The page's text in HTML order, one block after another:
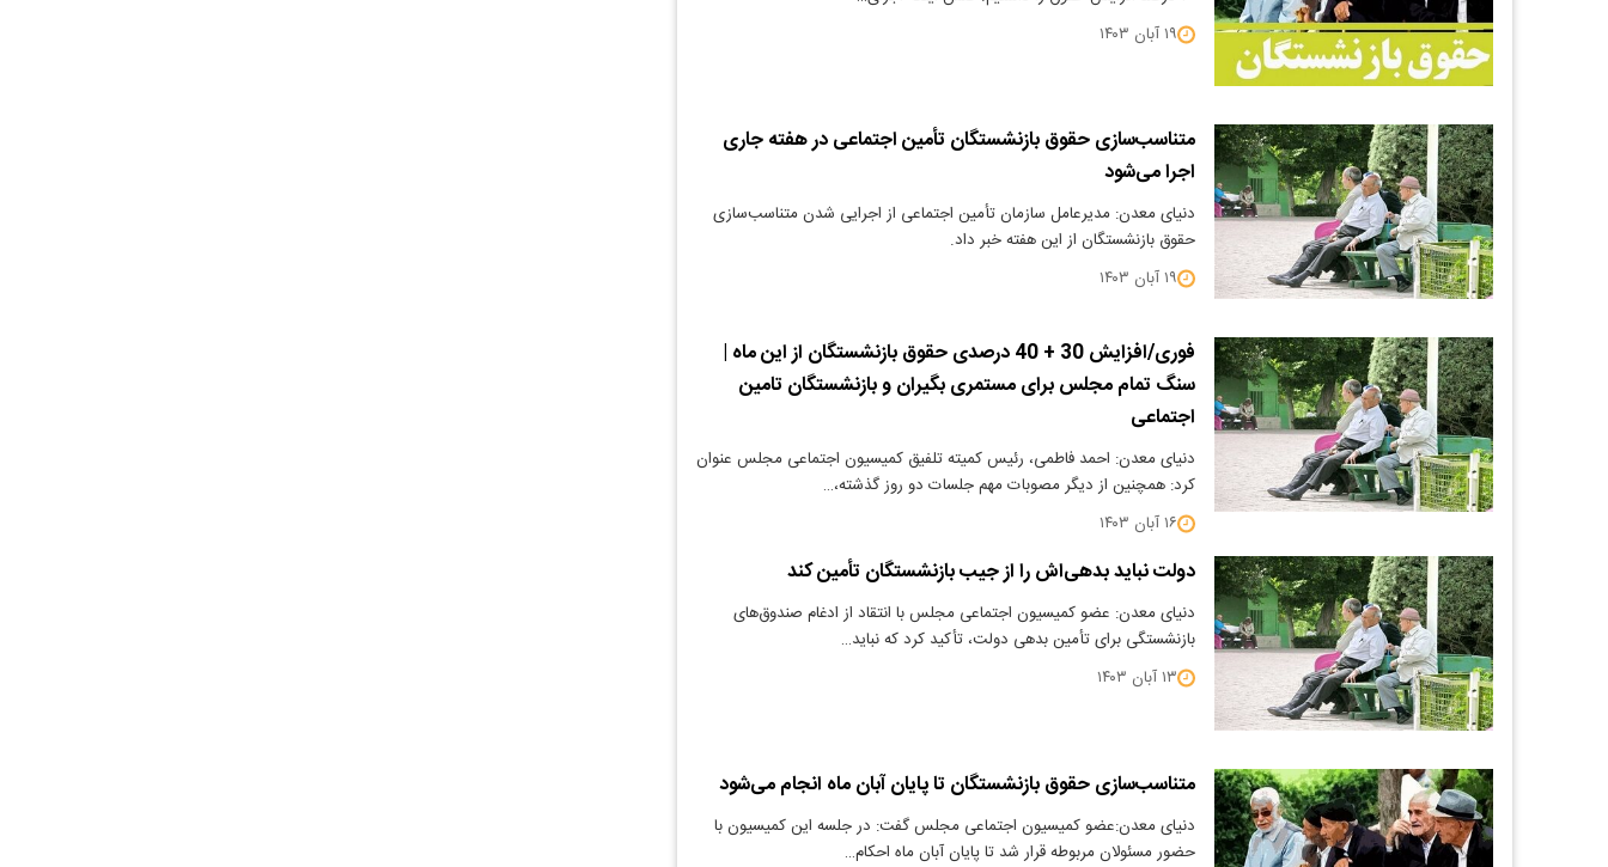
۱۹ آبان ۱۴۰۳
متناسب‌سازی حقوق بازنشستگان تأمین اجتماعی در هفته جاری
اجرا می‌شود
دنیای معدن: مدیرعامل سازمان تأمین اجتماعی از اجرایی شدن متناسب‌سازی
حقوق بازنشستگان از این هفته خبر داد.
۱۹ آبان ۱۴۰۳
فوری/افزایش 30 + 40 درصدی حقوق بازنشستگان از این ماه |
سنگ تمام مجلس برای مستمری بگیران و بازنشستگان تامین
اجتماعی
دنیای معدن: احمد فاطمی، رئیس کمیته تلفیق کمیسیون اجتماعی مجلس عنوان
کرد: همچنین از دیگر مصوبات مهم جلسات دو روز گذشته،…
۱۶ آبان ۱۴۰۳
دولت نباید بدهی‌اش را از جیب بازنشستگان تأمین کند
دنیای معدن: عضو کمیسیون اجتماعی مجلس با انتقاد از ادغام صندوق‌های
بازنشستگی برای تأمین بدهی دولت، تأکید کرد که نباید…
۱۳ آبان ۱۴۰۳
متناسب‌سازی حقوق بازنشستگان تا پایان آبان ماه انجام می‌شود
دنیای معدن:عضو کمیسیون اجتماعی مجلس گفت: در جلسه این کمیسیون با
حضور مسئولان مربوطه قرار شد تا پایان آبان ماه احکام…